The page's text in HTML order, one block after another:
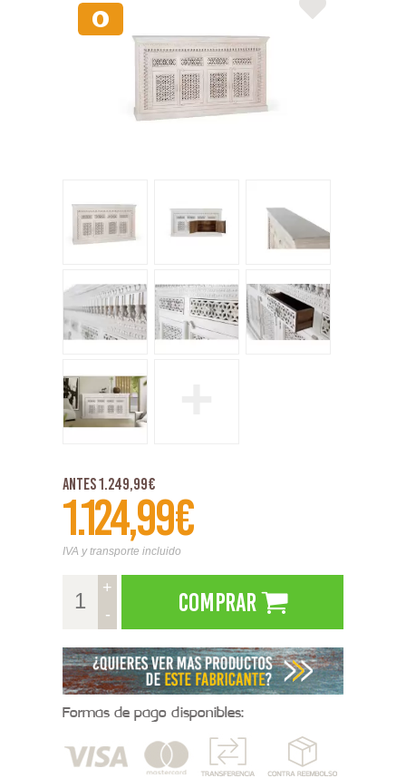
Antes 1.249,99€
1.124,99€
IVA y transporte incluido
+
-
Comprar
Formas de pago disponibles: